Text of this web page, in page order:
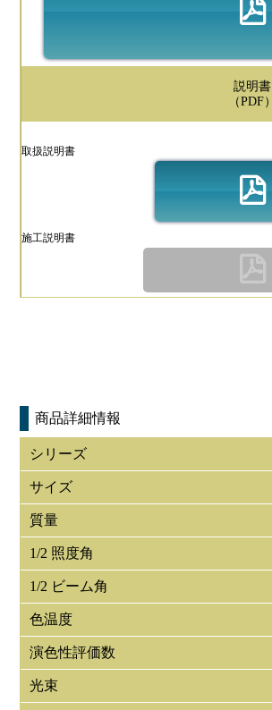
説明書
（PDF）
取扱説明書
施工説明書
商品詳細情報
シリーズ
サイズ
質量
1/2 照度角
1/2 ビーム角
色温度
演色性評価数
光束